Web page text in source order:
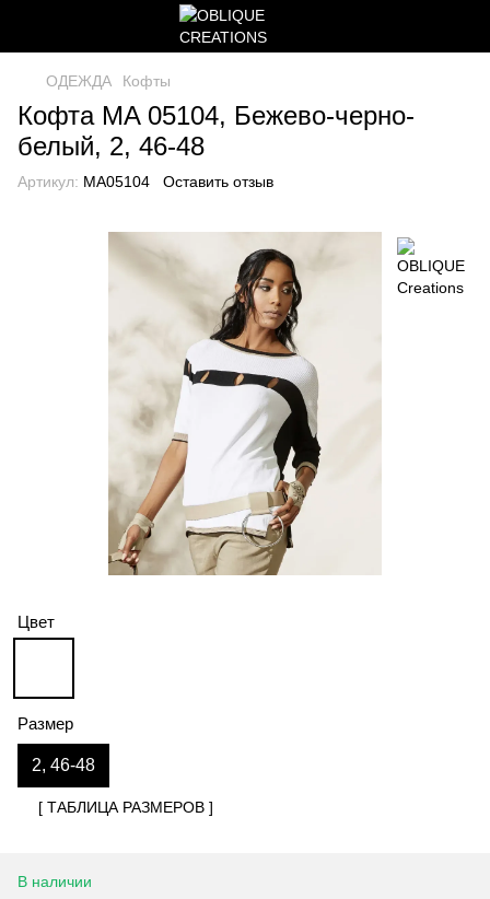
ОДЕЖДА Кофты
Кофта MA 05104, Бежево-черно-
белый, 2, 46-48
Артикул: MA05104 Оставить отзыв
Цвет
Размер
2, 46-48
[ ТАБЛИЦА РАЗМЕРОВ ]
В наличии